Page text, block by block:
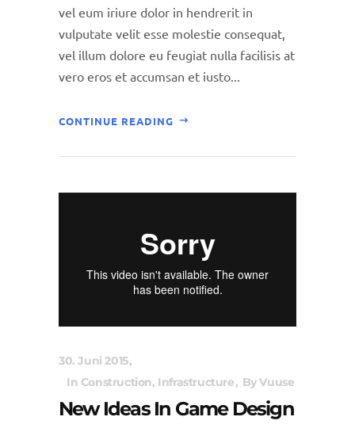
vel eum iriure dolor in hendrerit in
vulputate velit esse molestie consequat,
vel illum dolore eu feugiat nulla facilisis at
vero eros et accumsan et iusto...
CONTINUE READING
30. Juni 2015
In Construction, Infrastructure ByVuuse
New Ideas In Game Design